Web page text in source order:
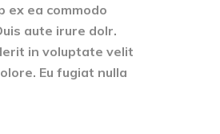
ex ea commodo
aute irure dolr.
in voluptate velit
Eu fugiat nulla